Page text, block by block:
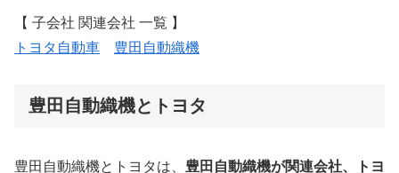
【 子会社 関連会社 一覧 】
トヨタ自動車
豊田自動織機
豊田自動織機とトヨタ
豊田自動織機とトヨタは、 豊田自動織機が関連会社、トヨ